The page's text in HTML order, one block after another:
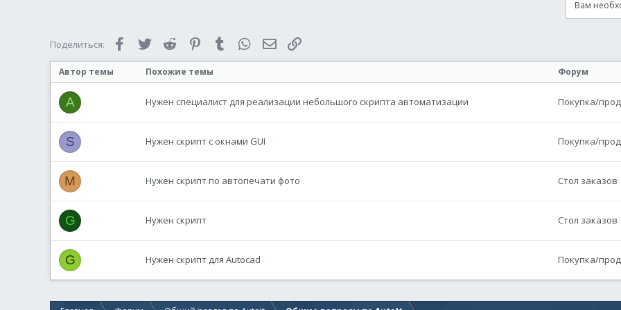
Вам
Поделиться: FacebookTwitter Reddit PinterestTumblr WhatsAppЭлектронная почта
Автор темы Похожие темы Форум
A Нужен специалист для реализации небольшого скрипта автоматизации Покупка/
S Нужен скрипт с окнами GUI Покупка/
M Нужен скрипт по автопечати фото Стол заказов
G Нужен скрипт Стол заказов
G Нужен скрипт для Autocad Покупка/